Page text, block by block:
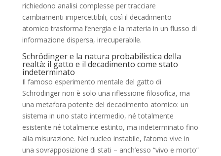
richiedono analisi complesse per tracciare
cambiamenti impercettibili, così il decadimento
atomico trasforma l’energia e la materia in un flusso di
informazione dispersa, irrecuperabile.
Schrödinger e la natura probabilistica della
realtà: il gatto e il decadimento come stato
indeterminato
Il famoso esperimento mentale del gatto di
Schrödinger non è solo una riflessione filosofica, ma
una metafora potente del decadimento atomico: un
sistema in uno stato intermedio, né totalmente
esistente né totalmente estinto, ma indeterminato fino
alla misurazione. Nel nucleo instabile, l’atomo vive in
una sovrapposizione di stati – anch’esso “vivo e morto”